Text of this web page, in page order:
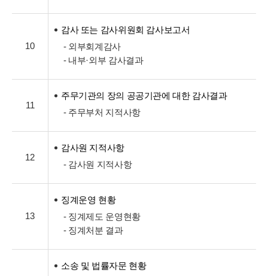
10
감사 또는 감사위원회 감사보고서
- 외부회계감사
- 내부·외부 감사결과
11
주무기관의 장의 공공기관에 대한 감사결과
- 주무부처 지적사항
12
감사원 지적사항
- 감사원 지적사항
13
징계운영 현황
- 징계제도 운영현황
- 징계처분 결과
소송 및 법률자문 현황